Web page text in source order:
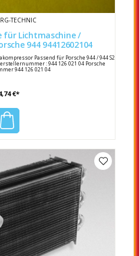
TECHNIC
für Lichtmaschine /
Klimakompressor Porsche 944 94412602104
Passend für Porsche 944 / 944 S2
: 944 126 021 04 Porsche
944 126 021 04
€*